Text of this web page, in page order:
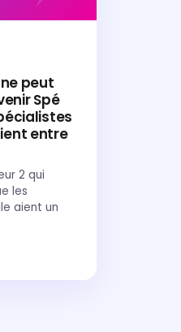
peut
Spé
entre
2 qui
les
aient un